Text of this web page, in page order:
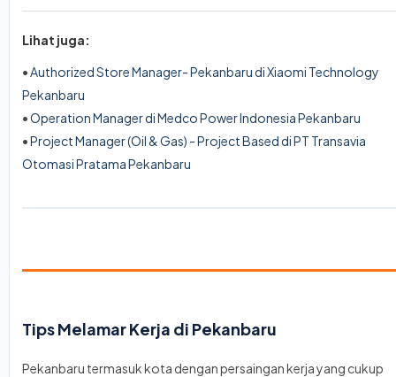
Lihat juga:
• Authorized Store Manager- Pekanbaru di Xiaomi Technology
Pekanbaru
•Operation Manager di Medco Power Indonesia Pekanbaru
•Project Manager (Oil & Gas) - Project Based di PT Transavia
Otomasi Pratama Pekanbaru
Tips Melamar Kerja di Pekanbaru
Pekanbaru termasuk kota dengan persaingan kerja yang cukup